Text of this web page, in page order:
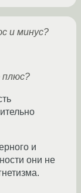
и минус?
и
они не